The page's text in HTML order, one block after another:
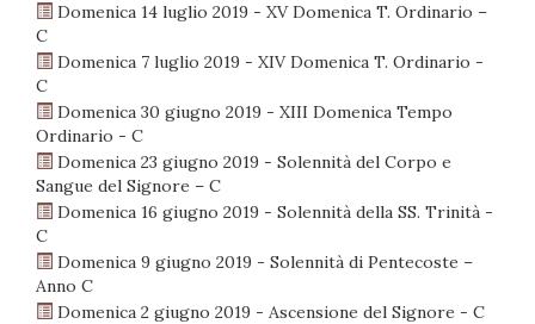
Domenica 14 luglio 2019 - XV Domenica T. Ordinario –
C
Domenica 7 luglio 2019 - XIV Domenica T. Ordinario -
C
Domenica 30 giugno 2019 - XIII Domenica Tempo
Ordinario - C
Domenica 23 giugno 2019 - Solennità del Corpo e
Sangue del Signore – C
Domenica 16 giugno 2019 - Solennità della SS. Trinità -
C
Domenica 9 giugno 2019 - Solennità di Pentecoste –
Anno C
Domenica 2 giugno 2019 - Ascensione del Signore - C